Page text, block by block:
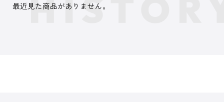
最近見た商品がありません。